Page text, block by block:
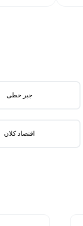
جبر خطی
اقتصاد کلان